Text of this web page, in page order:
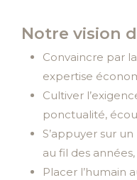
Notre vision
Convaincre par
expertise
Cultiver
ponctualité,
S’appuyer sur
au fil des
Placer l’humain
Surface
Pièces
Pièces
Référence